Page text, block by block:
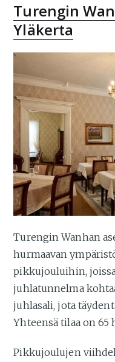
Turengin
Yläkerta
Turengin Wanhan
hurmaavan
pikkujouluihin,
juhlatunnelma
juhlasali, jota
Yhteensä tilaa on 65
Pikkujoulujen